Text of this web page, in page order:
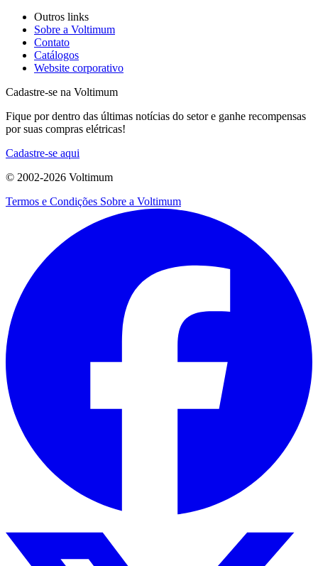
Outros links
Sobre a Voltimum
Contato
Catálogos
Website corporativo
Cadastre-se na Voltimum
Fique por dentro das últimas notícias do setor e ganhe recompensas
por suas compras elétricas!
Cadastre-se aqui
© 2002-2026 Voltimum
Termos e Condições Sobre a Voltimum